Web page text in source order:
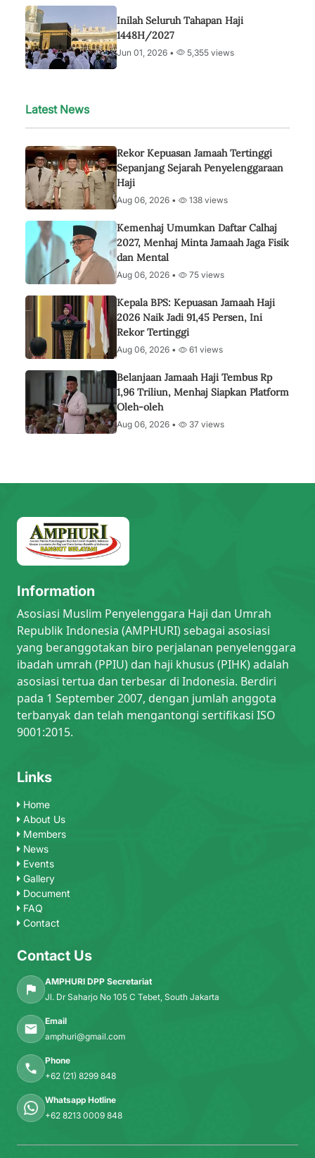
Inilah Seluruh Tahapan Haji
1448H/2027
Jun 01, 2026 • 5,355 views
Latest News
Rekor Kepuasan Jamaah Tertinggi
Sepanjang Sejarah Penyelenggaraan
Haji
Aug 06, 2026 • 138 views
Kemenhaj Umumkan Daftar Calhaj
2027, Menhaj Minta Jamaah Jaga Fisik
dan Mental
Aug 06, 2026 • 75 views
Kepala BPS: Kepuasan Jamaah Haji
2026 Naik Jadi 91,45 Persen, Ini
Rekor Tertinggi
Aug 06, 2026 • 61 views
Belanjaan Jamaah Haji Tembus Rp
1,96 Triliun, Menhaj Siapkan Platform
Oleh-oleh
Aug 06, 2026 • 37 views
Information
Asosiasi Muslim Penyelenggara Haji dan Umrah
Republik Indonesia (AMPHURI) sebagai asosiasi
yang beranggotakan biro perjalanan penyelenggara
ibadah umrah (PPIU) dan haji khusus (PIHK) adalah
asosiasi tertua dan terbesar di Indonesia. Berdiri
pada 1 September 2007, dengan jumlah anggota
terbanyak dan telah mengantongi sertifikasi ISO
9001:2015.
Links
Home
About Us
Members
News
Events
Gallery
Document
FAQ
Contact
Contact Us
AMPHURI DPP Secretariat
Jl. Dr Saharjo No 105 C Tebet, South Jakarta
Email
amphuri@gmail.com
Phone
+62 (21) 8299 848
Whatsapp Hotline
+62 8213 0009 848